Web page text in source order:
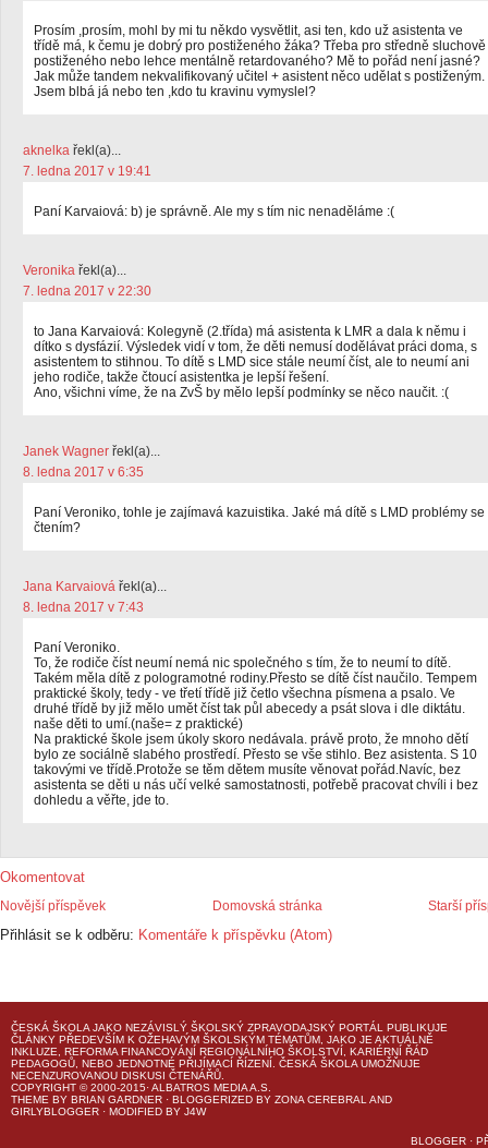
Prosím ,prosím, mohl by mi tu někdo vysvětlit, asi ten, kdo už asistenta ve
třídě má, k čemu je dobrý pro postiženého žáka? Třeba pro středně sluchově
postiženého nebo lehce mentálně retardovaného? Mě to pořád není jasné?
Jak může tandem nekvalifikovaný učitel + asistent něco udělat s postiženým.
Jsem blbá já nebo ten ,kdo tu kravinu vymyslel?
aknelka řekl(a)...
7. ledna 2017 v 19:41
Paní Karvaiová: b) je správně. Ale my s tím nic nenaděláme :(
Veronika řekl(a)...
7. ledna 2017 v 22:30
to Jana Karvaiová: Kolegyně (2.třída) má asistenta k LMR a dala k němu i
dítko s dysfázií. Výsledek vidí v tom, že děti nemusí dodělávat práci doma, s
asistentem to stihnou. To dítě s LMD sice stále neumí číst, ale to neumí ani
jeho rodiče, takže čtoucí asistentka je lepší řešení.
Ano, všichni víme, že na ZvŠ by mělo lepší podmínky se něco naučit. :(
Janek Wagner řekl(a)...
8. ledna 2017 v 6:35
Paní Veroniko, tohle je zajímavá kazuistika. Jaké má dítě s LMD problémy se
čtením?
Jana Karvaiová řekl(a)...
8. ledna 2017 v 7:43
Paní Veroniko.
To, že rodiče číst neumí nemá nic společného s tím, že to neumí to dítě.
Takém měla dítě z pologramotné rodiny.Přesto se dítě číst naučilo. Tempem
praktické školy, tedy - ve třetí třídě již četlo všechna písmena a psalo. Ve
druhé třídě by již mělo umět číst tak půl abecedy a psát slova i dle diktátu.
naše děti to umí.(naše= z praktické)
Na praktické škole jsem úkoly skoro nedávala. právě proto, že mnoho dětí
bylo ze sociálně slabého prostředí. Přesto se vše stihlo. Bez asistenta. S 10
takovými ve třídě.Protože se těm dětem musíte věnovat pořád.Navíc, bez
asistenta se děti u nás učí velké samostatnosti, potřebě pracovat chvíli i bez
dohledu a věřte, jde to.
Okomentovat
Novější příspěvek Starší
Domovská stránka
Přihlásit se k odběru: Komentáře k příspěvku (Atom)
ČESKÁ ŠKOLA JAKO NEZÁVISLÝ ŠKOLSKÝ ZPRAVODAJSKÝ PORTÁL PUBLIKUJE
ČLÁNKY PŘEDEVŠÍM K OŽEHAVÝM ŠKOLSKÝM TÉMATŮM, JAKO JE AKTUÁLNĚ
INKLUZE, REFORMA FINANCOVÁNÍ REGIONÁLNÍHO ŠKOLSTVÍ, KARIÉRNÍ ŘÁD
PEDAGOGŮ, NEBO JEDNOTNÉ PŘIJÍMACÍ ŘÍZENÍ. ČESKÁ ŠKOLA UMOŽŇUJE
NECENZUROVANOU DISKUSI ČTENÁŘŮ.
COPYRIGHT © 2000-2015· ALBATROS MEDIA A.S.
THEME BY BRIAN GARDNER · BLOGGERIZED BY ZONA CEREBRAL AND
GIRLYBLOGGER · MODIFIED BY J4W
BLOGGER ·